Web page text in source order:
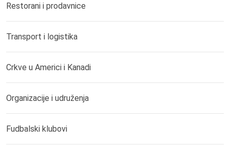
Restorani i prodavnice
Transport i logistika
Crkve u Americi i Kanadi
Organizacije i udruženja
Fudbalski klubovi